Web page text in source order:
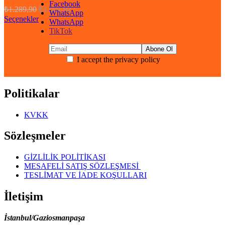
₺1.289,90 Orijinal
fiyat:
₺1.289,90.
₺1.031,92Şu
andaki
fiyat:
₺1.031,92.
Seçenekler
Facebook
WhatsApp
WhatsApp
TikTok
I accept the privacy policy
Politikalar
KVKK
Sözleşmeler
GİZLİLİK POLİTİKASI
MESAFELİ SATIŞ SÖZLEŞMESİ
TESLİMAT VE İADE KOŞULLARI
İletişim
İstanbul/Gaziosmanpaşa